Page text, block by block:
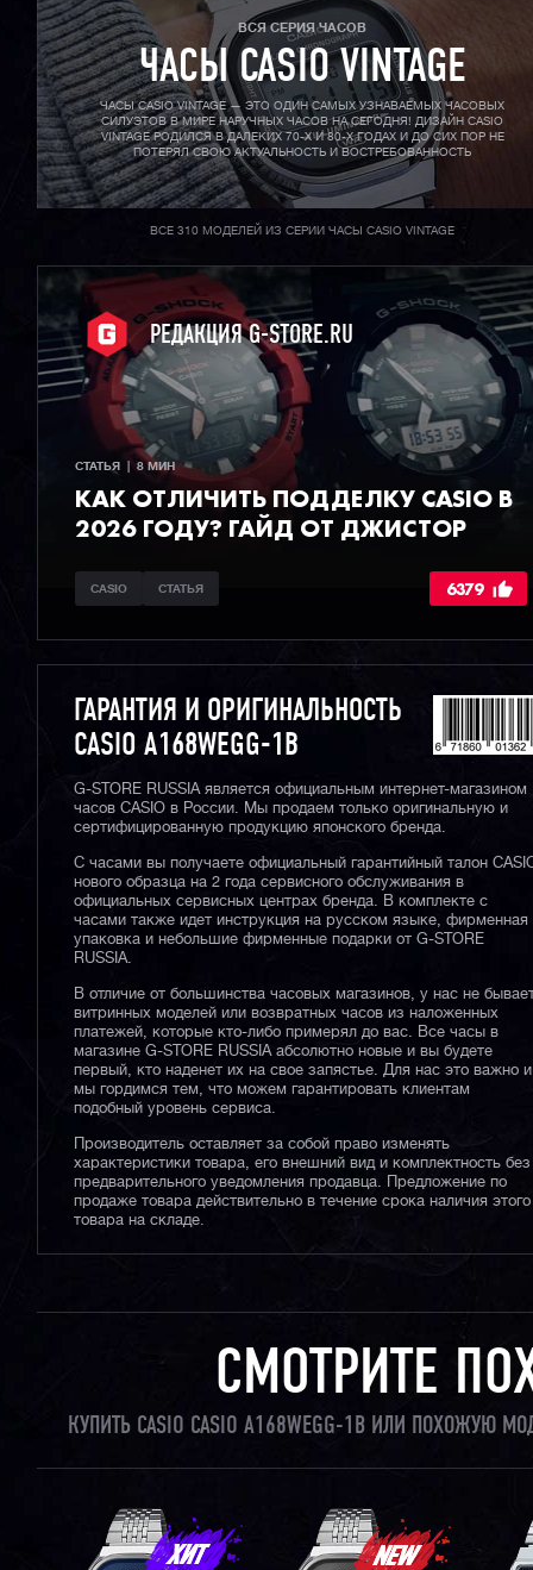
ВСЯ СЕРИЯ ЧАСОВ
ЧАСЫ CASIO VINTAGE
ЧАСЫ CASIO VINTAGE — ЭТО ОДИН САМЫХ УЗНАВАЕМЫХ ЧАСОВЫХ
СИЛУЭТОВ В МИРЕ НАРУЧНЫХ ЧАСОВ НА СЕГОДНЯ! ДИЗАЙН CASIO
VINTAGE РОДИЛСЯ В ДАЛЕКИХ 70-X И 80-X ГОДАХ И ДО СИХ ПОР НЕ
ПОТЕРЯЛ СВОЮ АКТУАЛЬНОСТЬ И ВОСТРЕБОВАННОСТЬ
ВСЕ 310 МОДЕЛЕЙ ИЗ СЕРИИ ЧАСЫ CASIO VINTAGE
РЕДАКЦИЯ G-STORE.RU
СТАТЬЯ  |  8 МИН
КАК ОТЛИЧИТЬ ПОДДЕЛКУ CASIO В
2026 ГОДУ? ГАЙД ОТ ДЖИСТОР
CASIO СТАТЬЯ 6379
ГАРАНТИЯ И ОРИГИНАЛЬНОСТЬ
CASIO A168WEGG-1B
G-STORE RUSSIA является официальным интернет-магазином
часов CASIO в России. Мы продаем только оригинальную и
сертифицированную продукцию японского бренда.
С часами вы получаете официальный гарантийный талон
нового образца на 2 года сервисного обслуживания в
официальных сервисных центрах бренда. В комплекте с
часами также идет инструкция на русском языке, фирменная
упаковка и небольшие фирменные подарки от G-STORE
RUSSIA.
В отличие от большинства часовых магазинов, у нас не
витринных моделей или возвратных часов из наложенных
платежей, которые кто-либо примерял до вас. Все часы в
магазине G-STORE RUSSIA абсолютно новые и вы будете
первый, кто наденет их на свое запястье. Для нас это важно и
мы гордимся тем, что можем гарантировать клиентам
подобный уровень сервиса.
Производитель оставляет за собой право изменять
характеристики товара, его внешний вид и комплектность без
предварительного уведомления продавца. Предложение по
продаже товара действительно в течение срока наличия этого
товара на складе.
СМОТРИТЕ
КУПИТЬ CASIO CASIO A168WEGG-1B ИЛИ ПОХОЖУЮ